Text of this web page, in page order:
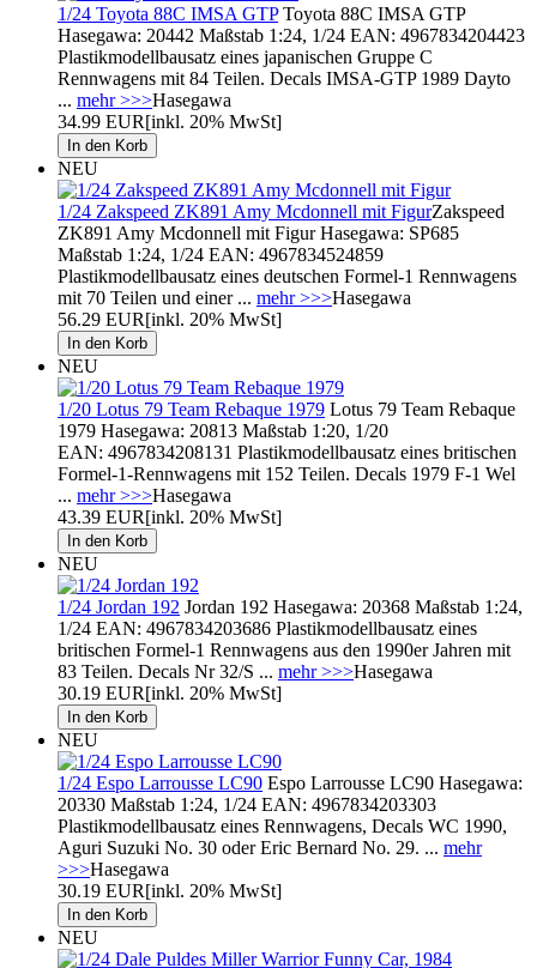
1/24 Toyota 88C IMSA GTPToyota 88C IMSA GTP
Hasegawa: 20442 Maßstab 1:24, 1/24 EAN: 4967834204423
Plastikmodellbausatz eines japanischen Gruppe C
Rennwagens mit 84 Teilen. Decals IMSA-GTP 1989 Dayto
... mehr >>>Hasegawa
34.99 EUR[inkl. 20% MwSt]
NEU
1/24 Zakspeed ZK891 Amy Mcdonnell mit FigurZakspeed
ZK891 Amy Mcdonnell mit Figur Hasegawa: SP685
Maßstab 1:24, 1/24 EAN: 4967834524859
Plastikmodellbausatz eines deutschen Formel-1 Rennwagens
mit 70 Teilen und einer ... mehr >>>Hasegawa
56.29 EUR[inkl. 20% MwSt]
NEU
1/20 Lotus 79 Team Rebaque 1979 Lotus 79 Team Rebaque
1979 Hasegawa: 20813 Maßstab 1:20, 1/20
EAN: 4967834208131 Plastikmodellbausatz eines britischen
Formel-1-Rennwagens mit 152 Teilen. Decals 1979 F-1 Wel
... mehr >>>Hasegawa
43.39 EUR[inkl. 20% MwSt]
NEU
1/24 Jordan 192 Jordan 192 Hasegawa: 20368 Maßstab 1:24,
1/24 EAN: 4967834203686 Plastikmodellbausatz eines
britischen Formel-1 Rennwagens aus den 1990er Jahren mit
83 Teilen. Decals Nr 32/S ... mehr >>>Hasegawa
30.19 EUR[inkl. 20% MwSt]
NEU
1/24 Espo Larrousse LC90 Espo Larrousse LC90 Hasegawa:
20330 Maßstab 1:24, 1/24 EAN: 4967834203303
Plastikmodellbausatz eines Rennwagens, Decals WC 1990,
Aguri Suzuki No. 30 oder Eric Bernard No. 29. ... mehr
>>>Hasegawa
30.19 EUR[inkl. 20% MwSt]
NEU